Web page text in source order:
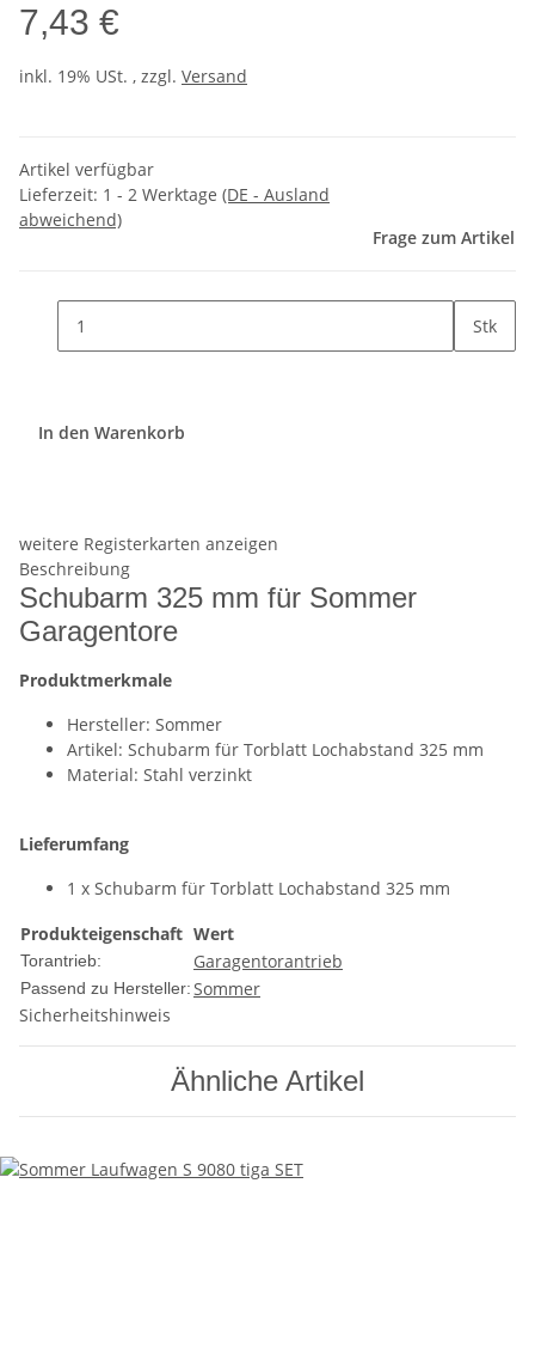
7,43 €
inkl. 19% USt. , zzgl. Versand
Artikel verfügbar
Lieferzeit: 1 - 2 Werktage (DE - Ausland
abweichend)
Frage zum Artikel
Stk
In den Warenkorb
weitere Registerkarten anzeigen
Beschreibung
Schubarm 325 mm für Sommer
Garagentore
Produktmerkmale
Hersteller: Sommer
Artikel: Schubarm für Torblatt Lochabstand 325 mm
Material: Stahl verzinkt
Lieferumfang
1 x Schubarm für Torblatt Lochabstand 325 mm
Produkteigenschaft Wert
Torantrieb: Garagentorantrieb
Passend zu Hersteller:Sommer
Sicherheitshinweis
Ähnliche Artikel